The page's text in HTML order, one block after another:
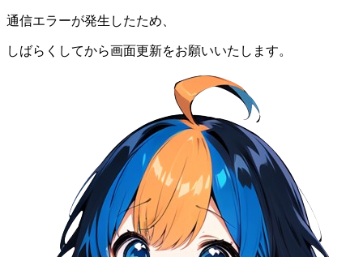
通信エラーが発生したため、
しばらくしてから画面更新をお願いいたします。